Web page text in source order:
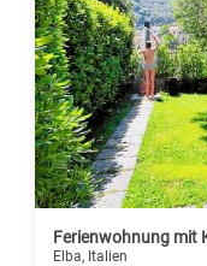
Ferienwohnung mit
Elba, Italien